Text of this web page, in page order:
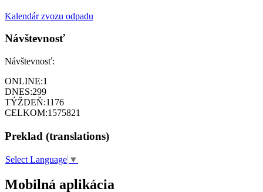
Kalendár zvozu odpadu
Návštevnosť
Návštevnosť:
ONLINE:1
DNES:299
TÝŽDEŇ:1176
CELKOM:1575821
Preklad (translations)
Select Language ▼
Mobilná aplikácia